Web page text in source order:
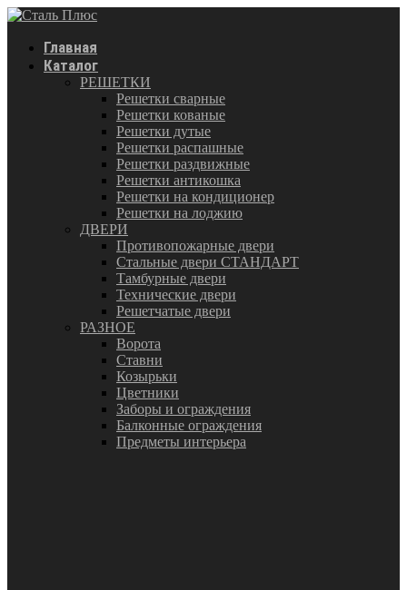
Главная
Каталог
РЕШЕТКИ
Решетки сварные
Решетки кованые
Решетки дутые
Решетки распашные
Решетки раздвижные
Решетки антикошка
Решетки на кондиционер
Решетки на лоджию
ДВЕРИ
Противопожарные двери
Стальные двери СТАНДАРТ
Тамбурные двери
Технические двери
Решетчатые двери
РАЗНОЕ
Ворота
Ставни
Козырьки
Цветники
Заборы и ограждения
Балконные ограждения
Предметы интерьера